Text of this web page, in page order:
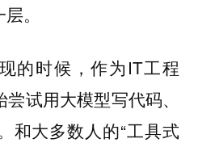
。
的时候，作为IT工程
试用大模型写代码、
和大多数人的“工具式